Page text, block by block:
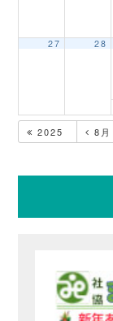
27 28
2025 8月